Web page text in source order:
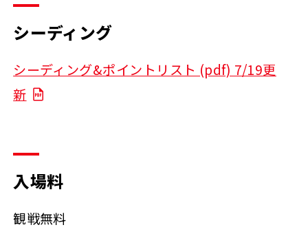
シーディング
シーディング&ポイントリスト (pdf) 7/19更
新
入場料
観戦無料